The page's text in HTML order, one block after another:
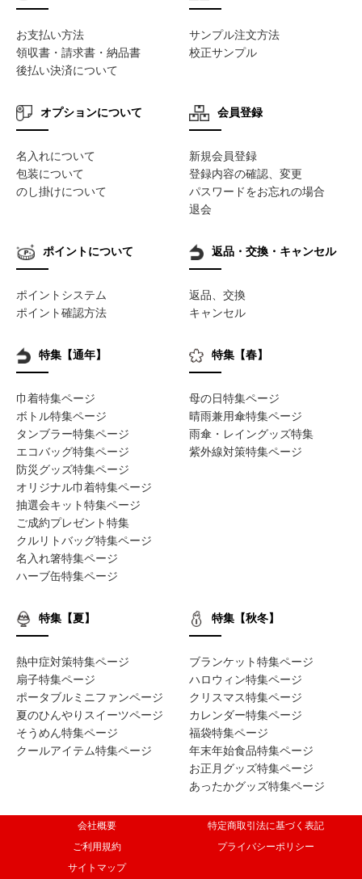
お支払い方法
領収書・請求書・納品書
後払い決済について
サンプル注文方法
校正サンプル
オプションについて
名入れについて
包装について
のし掛けについて
会員登録
新規会員登録
登録内容の確認、変更
パスワードをお忘れの場合
退会
ポイントについて
ポイントシステム
ポイント確認方法
返品・交換・キャンセル
返品、交換
キャンセル
特集【通年】
巾着特集ページ
ボトル特集ページ
タンブラー特集ページ
エコバッグ特集ページ
防災グッズ特集ページ
オリジナル巾着特集ページ
抽選会キット特集ページ
ご成約プレゼント特集
クルリトバッグ特集ページ
名入れ箸特集ページ
ハーブ缶特集ページ
特集【春】
母の日特集ページ
晴雨兼用傘特集ページ
雨傘・レイングッズ特集
紫外線対策特集ページ
特集【夏】
熱中症対策特集ページ
扇子特集ページ
ポータブルミニファンページ
夏のひんやりスイーツページ
そうめん特集ページ
クールアイテム特集ページ
特集【秋冬】
ブランケット特集ページ
ハロウィン特集ページ
クリスマス特集ページ
カレンダー特集ページ
福袋特集ページ
年末年始食品特集ページ
お正月グッズ特集ページ
あったかグッズ特集ページ
会社概要
特定商取引法に基づく表記
ご利用規約
プライバシーポリシー
サイトマップ